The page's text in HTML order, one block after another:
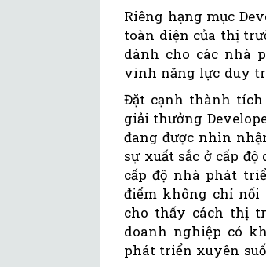
Riêng hạng mục
toàn diện của thị
dành cho các nhà
vinh năng lực duy
Đặt cạnh thành tích
giải thưởng
đang được nhìn
sự xuất sắc ở cấp
cấp độ nhà phát
điểm không chỉ nối
cho thấy cách thị
doanh nghiệp có
phát triển xuyên